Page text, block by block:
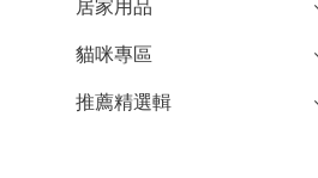
居家用品
貓咪專區
推薦精選輯